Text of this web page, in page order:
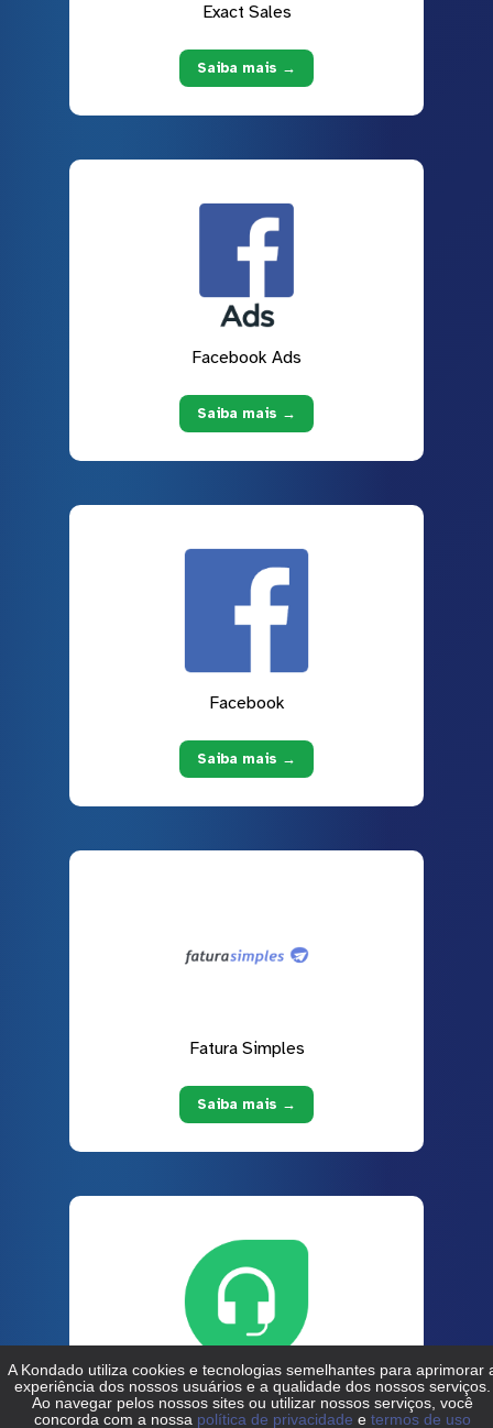
Exact Sales
Saiba mais →
Facebook Ads
Saiba mais →
Facebook
Saiba mais →
Fatura Simples
Saiba mais →
Freshdesk